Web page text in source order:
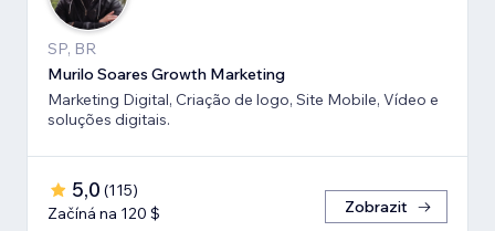
SP, BR
Murilo Soares Growth Marketing
Marketing Digital, Criação de logo, Site Mobile, Vídeo e
soluções digitais.
5,0 (115)
Začíná na 120 $
Zobrazit